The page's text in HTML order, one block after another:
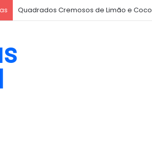
Quadrados Cremosos de Limão e Coco